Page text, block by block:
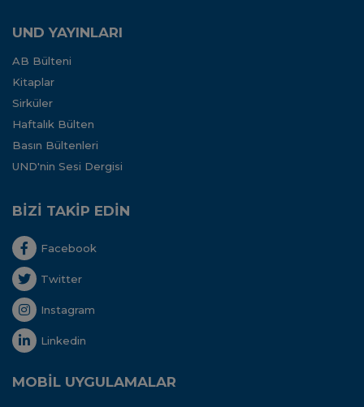
UND YAYINLARI
AB Bülteni
Kitaplar
Sirküler
Haftalık Bülten
Basın Bültenleri
UND'nin Sesi Dergisi
BİZİ TAKİP EDİN
Facebook
Twitter
Instagram
Linkedin
MOBİL UYGULAMALAR